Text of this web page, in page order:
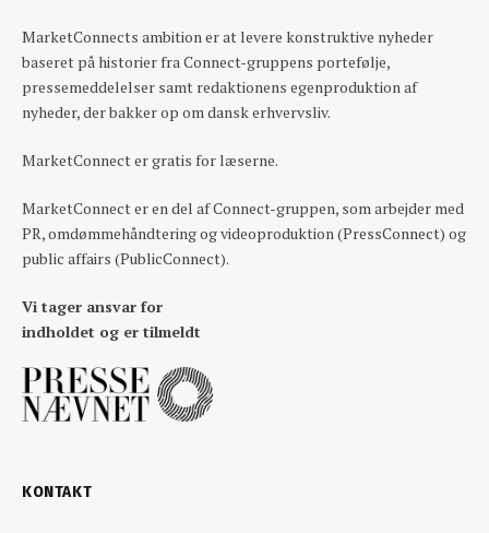
MarketConnects ambition er at levere konstruktive nyheder
baseret på historier fra Connect-gruppens portefølje,
pressemeddelelser samt redaktionens egenproduktion af
nyheder, der bakker op om dansk erhvervsliv.
MarketConnect er gratis for læserne.
MarketConnect er en del af Connect-gruppen, som arbejder med
PR, omdømmehåndtering og videoproduktion (PressConnect) og
public affairs (PublicConnect).
Vi tager ansvar for
indholdet og er tilmeldt
KONTAKT